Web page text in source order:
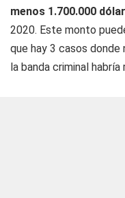
menos 1.700.000
2020. Este monto
que hay 3 casos
la banda criminal